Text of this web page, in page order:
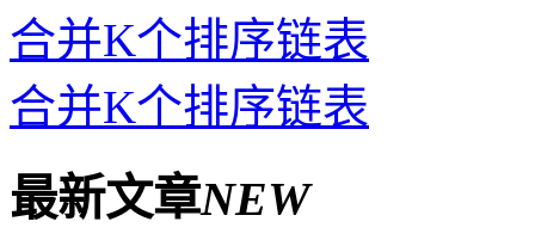
合并K个排序链表
合并K个排序链表
最新文章NEW